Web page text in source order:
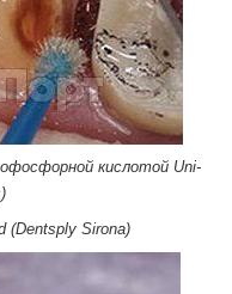
кислотой Uni-
(Dentsply Sirona)